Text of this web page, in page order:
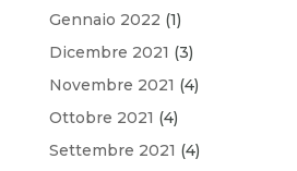
Gennaio 2022 (1)
Dicembre 2021 (3)
Novembre 2021 (4)
Ottobre 2021 (4)
Settembre 2021 (4)